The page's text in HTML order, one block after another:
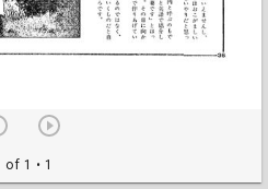
of 1 • 1